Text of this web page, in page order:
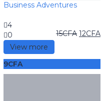
Business Adventures
4
0
15CFA 12CFA
View more
9CFA